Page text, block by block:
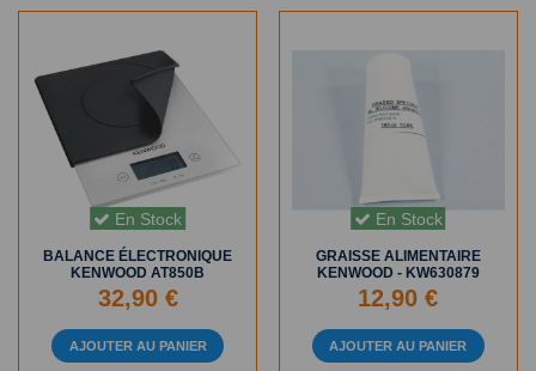
En Stock
BALANCE ÉLECTRONIQUE
KENWOOD AT850B
32,90 €
AJOUTER AU PANIER
En Stock
GRAISSE ALIMENTAIRE
KENWOOD - KW630879
12,90 €
AJOUTER AU PANIER